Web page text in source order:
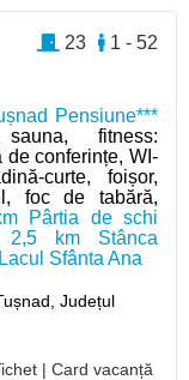
Pensiune***
fitness:
de conferințe, WI-
curte, foișor,
foc de tabără,
Pârtia de schi
2,5 km Stânca
Sfânta Ana
Județul
| Card vacanță
1 - 52
23